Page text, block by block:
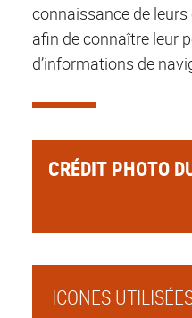
connaissance de
afin de connaître leur
d’informations de
CRÉDIT PHOTO
ICONES